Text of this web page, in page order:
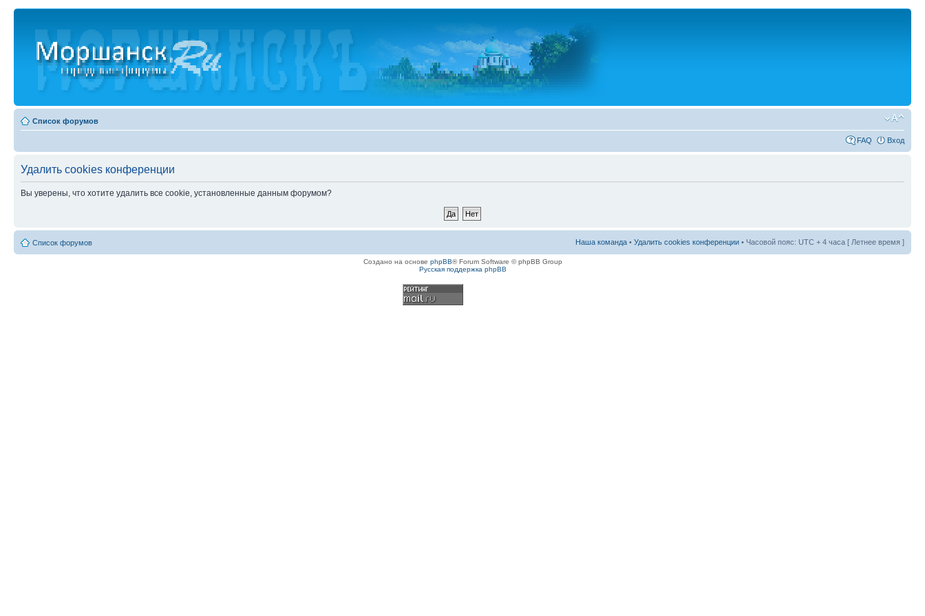
Список форумов
FAQ Вход
Удалить cookies конференции
Вы уверены, что хотите удалить все cookie, установленные данным форумом?
Список форумов Наша команда • Удалить cookies конференции • Часовой пояс: UTC + 4 часа [ Летнее время ]
Создано на основе phpBB® Forum Software © phpBB Group
Русская поддержка phpBB